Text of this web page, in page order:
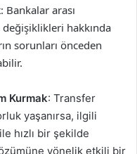
: Bankalar arası
hakkında
sorunları önceden
Kurmak: Transfer
yaşanırsa, ilgili
hızlı bir şekilde
yönelik etkili bir